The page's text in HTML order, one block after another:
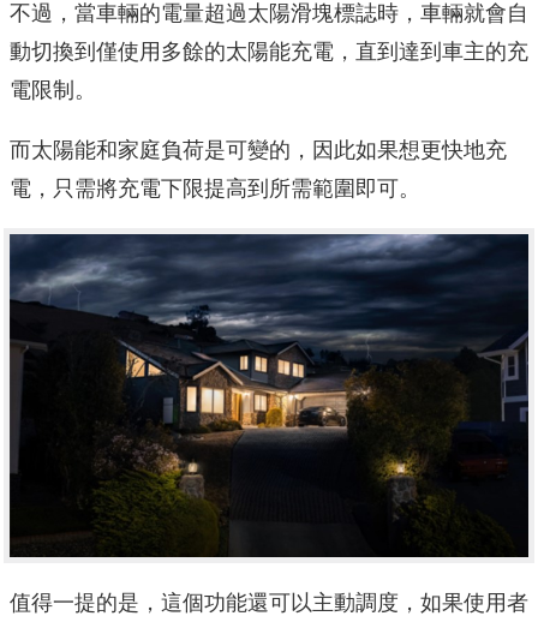
不過，當車輛的電量超過太陽滑塊標誌時，車輛就會自
動切換到僅使用多餘的太陽能充電，直到達到車主的充
電限制。
而太陽能和家庭負荷是可變的，因此如果想更快地充
電，只需將充電下限提高到所需範圍即可。
值得一提的是，這個功能還可以主動調度，如果使用者